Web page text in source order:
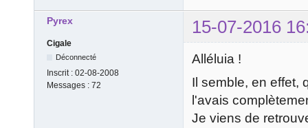
Pyrex 15-07-2016
Cigale
Déconnecté
Inscrit : 02-08-2008
Messages : 72
Alléluia !
Il semble, en effet,
l'avais
Je viens de